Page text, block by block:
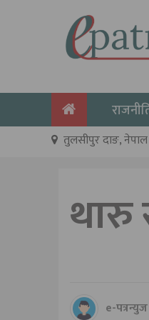
तुलसीपुर दाङ, नेपाल
थारु
दाजुभाई र
e-पत्रन्युज